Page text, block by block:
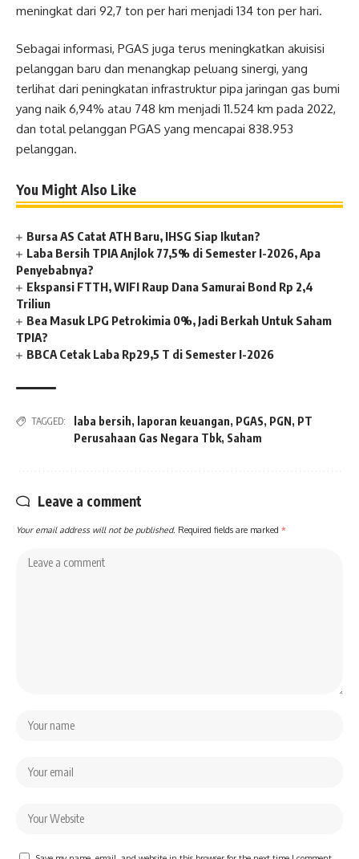
meningkat dari 92,7 ton per hari menjadi 134 ton per hari.
Sebagai informasi, PGAS juga terus meningkatkan akuisisi
pelanggan baru dan menangkap peluang sinergi, yang
terlihat dari peningkatan infrastruktur pipa jaringan gas bumi
yang naik 6,94% atau 748 km menjadi 11.524 km pada 2022,
dan total pelanggan PGAS yang mencapai 838.953
pelanggan.
You Might Also Like
Bursa AS Catat ATH Baru, IHSG Siap Ikutan?
Laba Bersih TPIA Anjlok 77,5% di Semester I-2026, Apa
Penyebabnya?
Ekspansi FTTH, WIFI Raup Dana Samurai Bond Rp 2,4
Triliun
Bea Masuk LPG Petrokimia 0%, Jadi Berkah Untuk Saham
TPIA?
BBCA Cetak Laba Rp29,5 T di Semester I-2026
TAGGED: laba bersih, laporan keuangan, PGAS, PGN, PT
Perusahaan Gas Negara Tbk, Saham
Leave a comment
Your email address will not be published. Required fields are marked *